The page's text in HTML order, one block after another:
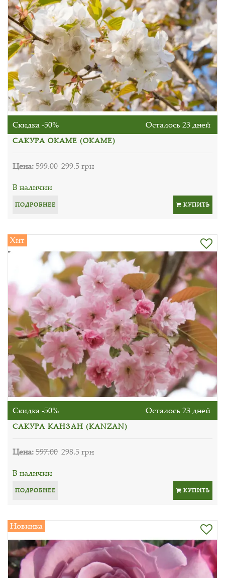
Скидка -50% Осталось 23 дней
САКУРА ОКАМЕ (OKAME)
Цена:599.00 299.5 грн
В наличии
ПОДРОБНЕЕ КУПИТЬ
Хит
Скидка -50% Осталось 23 дней
САКУРА КАНЗАН (KANZAN)
Цена:597.00 298.5 грн
В наличии
ПОДРОБНЕЕ КУПИТЬ
Новинка